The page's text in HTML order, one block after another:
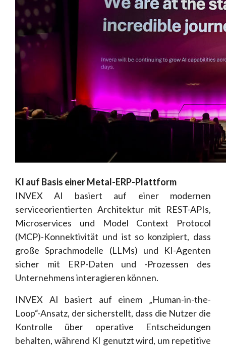
KI auf Basis einer Metal-ERP-Plattform
INVEX AI basiert auf einer modernen
serviceorientierten Architektur mit REST-APIs,
Microservices und Model Context Protocol
(MCP)-Konnektivität und ist so konzipiert, dass
große Sprachmodelle (LLMs) und KI-Agenten
sicher mit ERP-Daten und -Prozessen des
Unternehmens interagieren können.
INVEX AI basiert auf einem „Human-in-the-
Loop“-Ansatz, der sicherstellt, dass die Nutzer die
Kontrolle über operative Entscheidungen
behalten, während KI genutzt wird, um repetitive